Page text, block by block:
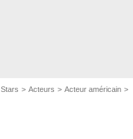
Stars Acteurs Acteur américain